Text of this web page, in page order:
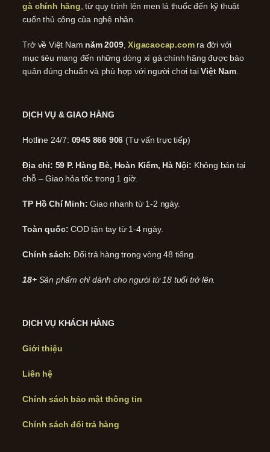
gà chính hãng , từ quy trình lên men lá thuốc đến kỹ thuật
cuốn thủ công của nghệ nhân.
Trở về Việt Nam năm 2009,Xigacaocap.comra đời với
mục tiêu mang đến những dòng xì gà chính hãng được bảo
quản đúng chuẩn và phù hợp với người chơi tạiViệt Nam.
DỊCH VỤ & GIAO HÀNG
Hotline 24/7: 0945 866 906 (Tư vấn trực tiếp)
Địa chỉ: 59 P. Hàng Bè, Hoàn Kiếm, Hà Nội: Không bán tại
chỗ – Giao hỏa tốc trong 1 giờ.
TP Hồ Chí Minh: Giao nhanh từ 1-2 ngày.
Toàn quốc: COD tận tay từ 1-4 ngày.
Chính sách: Đổi trả hàng trong vòng 48 tiếng.
18+ Sản phẩm chỉ dành cho người từ 18 tuổi trở lên.
DỊCH VỤ KHÁCH HÀNG
Giới thiệu
Liên hệ
Chính sách bảo mật thông tin
Chính sách đổi trả hàng